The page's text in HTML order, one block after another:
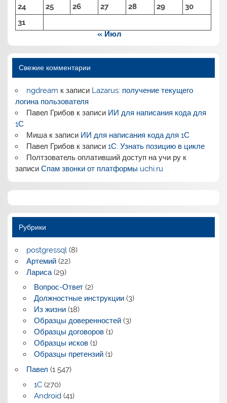
24
25 26 27 28 29
30
31
« Июл
Свежие комментарии
ngdream к записи Lazarus: получение текущего
логина пользователя
Павел Грибовк записи ИИ для написания кода для
1С
Мишак записи ИИ для написания кода для 1С
Павел Грибовк записи 1С: Узнать позицию в цикле
Полтзователь оплативший доступ на учи рук
записиСпам звонки от платформы uchi.ru
Рубрики
postgressql(8)
Артемий(22)
Лариса(29)
Вопрос-Ответ(2)
Должностные инструкции(3)
Из жизни(18)
Образцы доверенностей(3)
Образцы договоров(1)
Образцы исков(1)
Образцы претензий(1)
Павел (1 547)
1C(270)
Android(41)